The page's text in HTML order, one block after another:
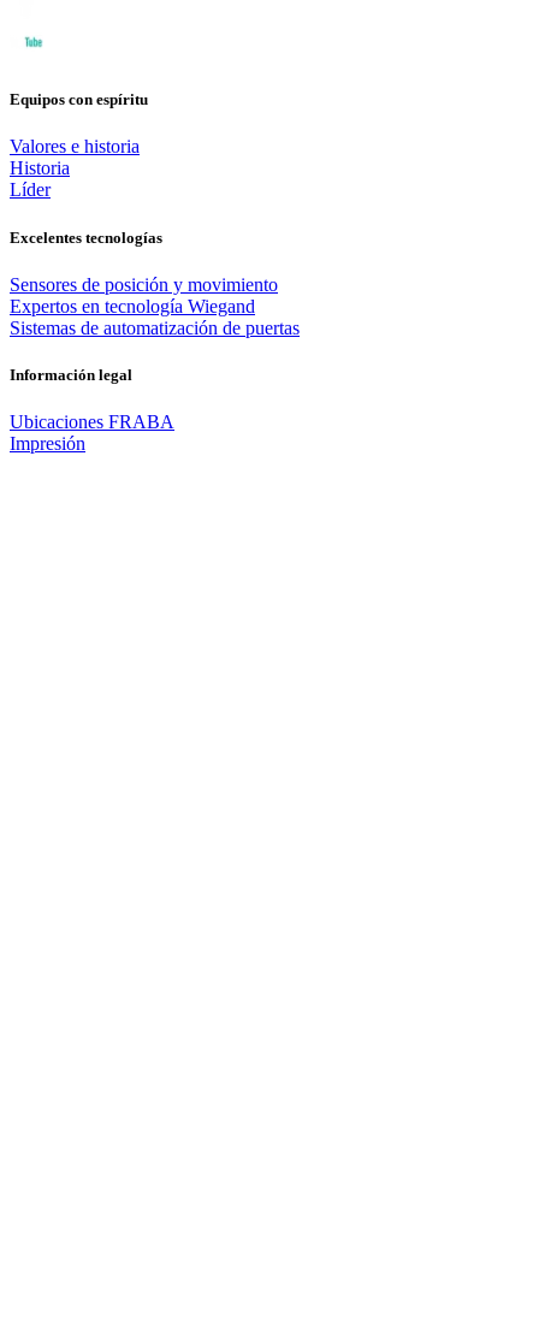
Equipos con espíritu
Valores e historia
Historia
Líder
Excelentes tecnologías
Sensores de posición y movimiento
Expertos en tecnología Wiegand
Sistemas de automatización de puertas
Información legal
Ubicaciones FRABA
Impresión